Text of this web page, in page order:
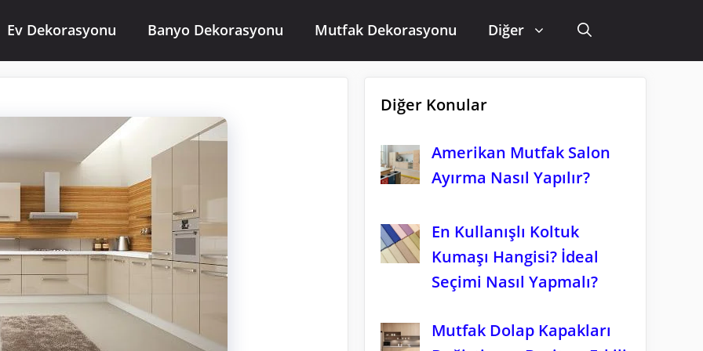
Ev Dekorasyonu Banyo Dekorasyonu Mutfak Dekorasyonu Diğer
Diğer Konular
Amerikan Mutfak Salon
Ayırma Nasıl Yapılır?
En Kullanışlı Koltuk
Kumaşı Hangisi? İdeal
Seçimi Nasıl Yapmalı?
Mutfak Dolap Kapakları